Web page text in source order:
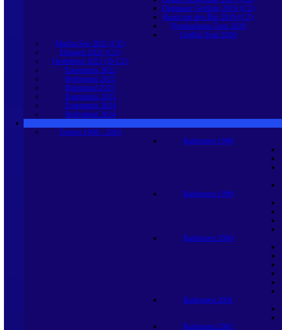
Duppauer Gebirge 2019 (CZ)
Rund um den Říp 2019 (CZ)
Nordsachsen-Tour 2020
Görlitz-Tour 2020
Macha-See 2021 (CZ)
Elbogen 2021 (CZ)
Herbsttour 2021 (D-CZ)
Tourenmix 2022
Herbsttour 2022
Rheinland 2023
Tourenmix 2023
Tourenmix 2024
Herbsttour 2024
Touren 1998 - 2010
Radtouren 1998
Radtouren 1999
Radtouren 2000
Radtouren 2001
Radtouren 2002